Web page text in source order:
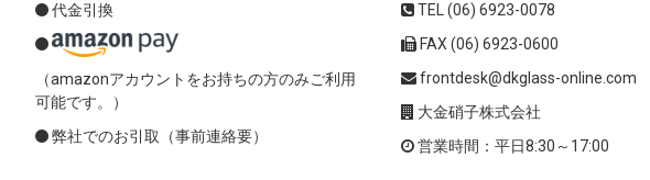
代金引換
（amazonアカウントをお持ちの方のみご利用
可能です。）
弊社でのお引取（事前連絡要）
TEL (06) 6923-0078
FAX (06) 6923-0600
frontdesk@dkglass-online.com
大金硝子株式会社
営業時間：平日8:30～17:00